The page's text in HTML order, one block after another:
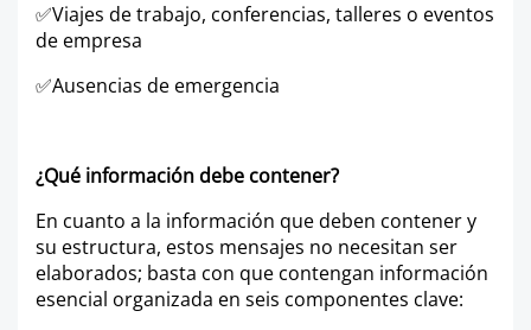
✅Viajes de trabajo, conferencias, talleres o eventos
de empresa
✅Ausencias de emergencia
¿Qué información debe contener?
En cuanto a la información que deben contener y
su estructura, estos mensajes no necesitan ser
elaborados; basta con que contengan información
esencial organizada en seis componentes clave: